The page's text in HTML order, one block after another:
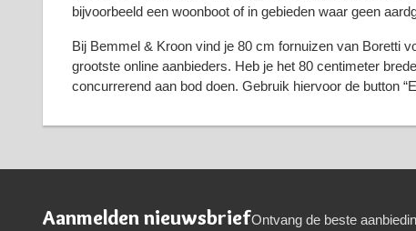
bijvoorbeeld een woonboot of in gebieden waar geen
Bij Bemmel & Kroon vind je 80 cm fornuizen van Boretti
grootste online aanbieders. Heb je het 80 centimeter
concurrerend aan bod doen. Gebruik hiervoor de button
Aanmelden nieuwsbriefOntvang de beste